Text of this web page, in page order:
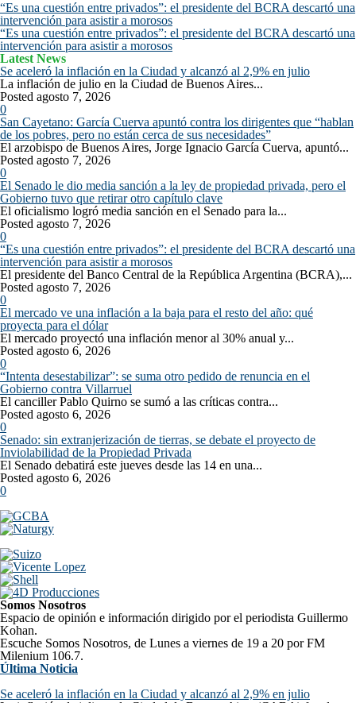
“Es una cuestión entre privados”: el presidente del BCRA descartó una
intervención para asistir a morosos
“Es una cuestión entre privados”: el presidente del BCRA descartó una
intervención para asistir a morosos
Latest News
Se aceleró la inflación en la Ciudad y alcanzó al 2,9% en julio
La inflación de julio en la Ciudad de Buenos Aires...
Posted agosto 7, 2026
0
San Cayetano: García Cuerva apuntó contra los dirigentes que “hablan
de los pobres, pero no están cerca de sus necesidades”
El arzobispo de Buenos Aires, Jorge Ignacio García Cuerva, apuntó...
Posted agosto 7, 2026
0
El Senado le dio media sanción a la ley de propiedad privada, pero el
Gobierno tuvo que retirar otro capítulo clave
El oficialismo logró media sanción en el Senado para la...
Posted agosto 7, 2026
0
“Es una cuestión entre privados”: el presidente del BCRA descartó una
intervención para asistir a morosos
El presidente del Banco Central de la República Argentina (BCRA),...
Posted agosto 7, 2026
0
El mercado ve una inflación a la baja para el resto del año: qué
proyecta para el dólar
El mercado proyectó una inflación menor al 30% anual y...
Posted agosto 6, 2026
0
“Intenta desestabilizar”: se suma otro pedido de renuncia en el
Gobierno contra Villarruel
El canciller Pablo Quirno se sumó a las críticas contra...
Posted agosto 6, 2026
0
Senado: sin extranjerización de tierras, se debate el proyecto de
Inviolabilidad de la Propiedad Privada
El Senado debatirá este jueves desde las 14 en una...
Posted agosto 6, 2026
0
Somos Nosotros
Espacio de opinión e información dirigido por el periodista Guillermo
Kohan.
Escuche Somos Nosotros, de Lunes a viernes de 19 a 20 por FM
Milenium 106.7.
Última Noticia
Se aceleró la inflación en la Ciudad y alcanzó al 2,9% en julio